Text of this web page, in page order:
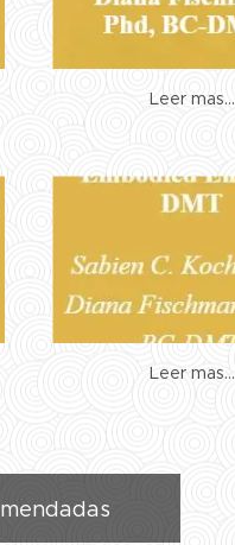
Leer mas...
Leer mas...